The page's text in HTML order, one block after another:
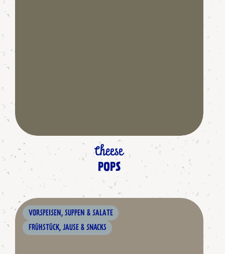
Cheese
POPS
VORSPEISEN, SUPPEN & SALATE
FRÜHSTÜCK, JAUSE & SNACKS